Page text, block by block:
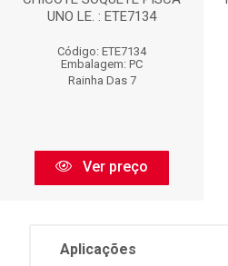
UNO LE. : ETE7134
Código: ETE7134
Embalagem: PC
Rainha Das 7
Ver preço
Aplicações